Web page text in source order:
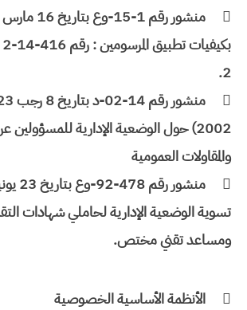

2.

2002) حول الوضعية الإدارية
والمقاولات العمومية

تسوية الوضعية الإدارية لحاملي شهادات
ومساعد تقني مختص.
 الأنظمة الأساسية الخصوصية